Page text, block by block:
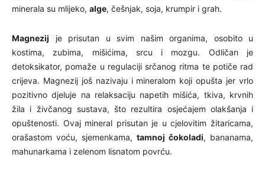
minerala su mlijeko, alge, češnjak, soja, krumpir i grah.
Magnezij je prisutan u svim našim organima, osobito u
kostima, zubima, mišićima, srcu i mozgu. Odličan je
detoksikator, pomaže u regulaciji srčanog ritma te potiče rad
crijeva. Magnezij još nazivaju i mineralom koji opušta jer vrlo
pozitivno djeluje na relaksaciju napetih mišića, tkiva, krvnih
žila i živčanog sustava, što rezultira osjećajem olakšanja i
opuštenosti. Ovaj mineral prisutan je u cjelovitim žitaricama,
orašastom voću, sjemenkama, tamnoj čokoladi, bananama,
mahunarkama i zelenom lisnatom povrću.